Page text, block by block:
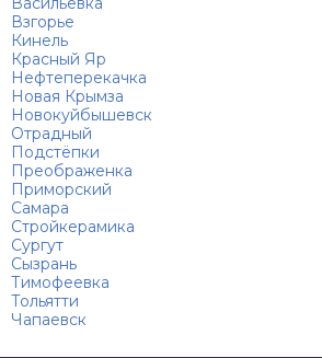
Взгорье
Кинель
Красный Яр
Нефтеперекачка
Новая Крымза
Новокуйбышевск
Отрадный
Подстёпки
Преображенка
Приморский
Самара
Стройкерамика
Сургут
Сызрань
Тимофеевка
Тольятти
Чапаевск